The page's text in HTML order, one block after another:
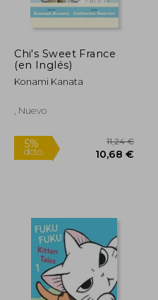
5%
dcto.
Chi's Sweet France
(en Inglés)
Konami Kanata
, Nuevo